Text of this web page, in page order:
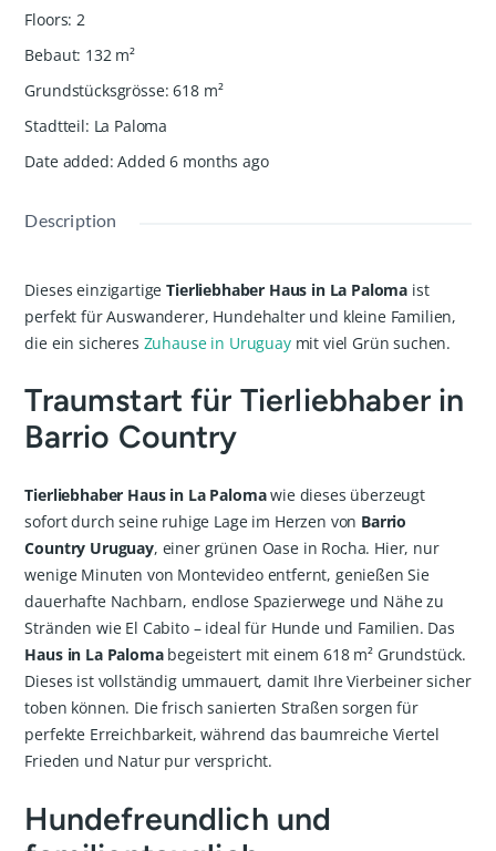
Floors: 2
Bebaut: 132 m²
Grundstücksgrösse: 618 m²
Stadtteil: La Paloma
Date added: Added 6 months ago
Description
Dieses einzigartigeTierliebhaber Haus in La Paloma ist
perfekt für Auswanderer, Hundehalter und kleine Familien,
die ein sicheres Zuhause in Uruguaymit viel Grün suchen.
Traumstart für Tierliebhaber in
Barrio Country
Tierliebhaber Haus in La Palomawie dieses überzeugt
sofort durch seine ruhige Lage im Herzen von Barrio
Country Uruguay, einer grünen Oase in Rocha. Hier, nur
wenige Minuten von Montevideo entfernt, genießen Sie
dauerhafte Nachbarn, endlose Spazierwege und Nähe zu
Stränden wie El Cabito – ideal für Hunde und Familien. Das
Haus in La Palomabegeistert mit einem 618 m² Grundstück.
Dieses ist vollständig ummauert, damit Ihre Vierbeiner sicher
toben können. Die frisch sanierten Straßen sorgen für
perfekte Erreichbarkeit, während das baumreiche Viertel
Frieden und Natur pur verspricht.
Hundefreundlich und